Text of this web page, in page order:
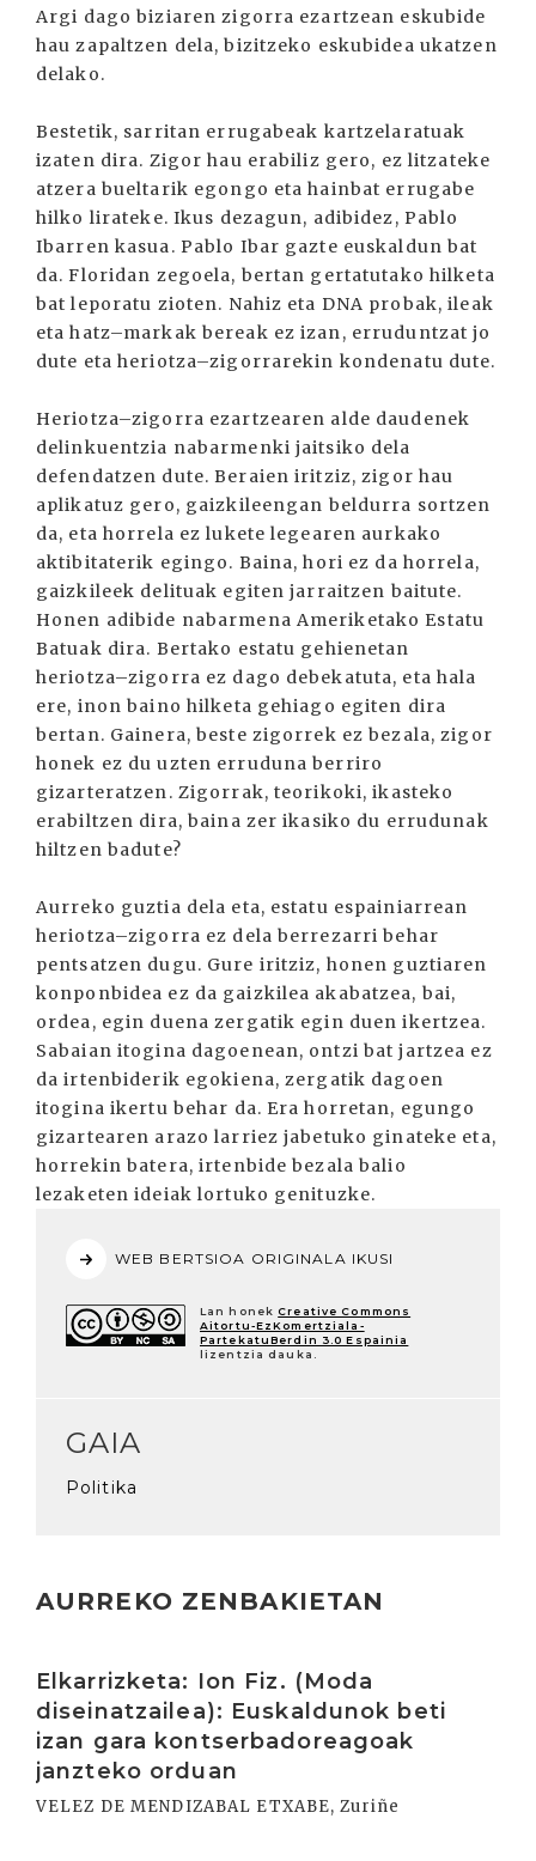
Argi dago biziaren zigorra ezartzean eskubide
hau zapaltzen dela, bizitzeko eskubidea ukatzen
delako.
Bestetik, sarritan errugabeak kartzelaratuak
izaten dira. Zigor hau erabiliz gero, ez litzateke
atzera bueltarik egongo eta hainbat errugabe
hilko lirateke. Ikus dezagun, adibidez, Pablo
Ibarren kasua. Pablo Ibar gazte euskaldun bat
da. Floridan zegoela, bertan gertatutako hilketa
bat leporatu zioten. Nahiz eta DNA probak, ileak
eta hatz–markak bereak ez izan, erruduntzat jo
dute eta heriotza–zigorrarekin kondenatu dute.
Heriotza–zigorra ezartzearen alde daudenek
delinkuentzia nabarmenki jaitsiko dela
defendatzen dute. Beraien iritziz, zigor hau
aplikatuz gero, gaizkileengan beldurra sortzen
da, eta horrela ez lukete legearen aurkako
aktibitaterik egingo. Baina, hori ez da horrela,
gaizkileek delituak egiten jarraitzen baitute.
Honen adibide nabarmena Ameriketako Estatu
Batuak dira. Bertako estatu gehienetan
heriotza–zigorra ez dago debekatuta, eta hala
ere, inon baino hilketa gehiago egiten dira
bertan. Gainera, beste zigorrek ez bezala, zigor
honek ez du uzten erruduna berriro
gizarteratzen. Zigorrak, teorikoki, ikasteko
erabiltzen dira, baina zer ikasiko du errudunak
hiltzen badute?
Aurreko guztia dela eta, estatu espainiarrean
heriotza–zigorra ez dela berrezarri behar
pentsatzen dugu. Gure iritziz, honen guztiaren
konponbidea ez da gaizkilea akabatzea, bai,
ordea, egin duena zergatik egin duen ikertzea.
Sabaian itogina dagoenean, ontzi bat jartzea ez
da irtenbiderik egokiena, zergatik dagoen
itogina ikertu behar da. Era horretan, egungo
gizartearen arazo larriez jabetuko ginateke eta,
horrekin batera, irtenbide bezala balio
lezaketen ideiak lortuko genituzke.
WEB BERTSIOA ORIGINALA IKUSI
Lan honek Creative Commons
Aitortu-EzKomertziala-
PartekatuBerdin 3.0 Espainia
lizentzia dauka.
GAIA
Politika
AURREKO ZENBAKIETAN
Elkarrizketa: Ion Fiz. (Moda
diseinatzailea): Euskaldunok beti
izan gara kontserbadoreagoak
janzteko orduan
VELEZ DE MENDIZABAL ETXABE, Zuriñe